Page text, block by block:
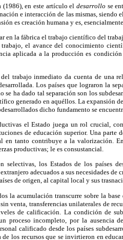
en este artículo el desarrollo se
e interacción de las mismas, siendo
es creación humana y es,
en la fábrica el trabajo científico del
el avance del conocimiento
aplicada a la producción es
trabajo inmediato da cuenta de una
Los países que lograron la
se ha dado tal separación son los
generado en aquéllos. La expansión
dicho fundamento se
el Estado juega un rol crucial,
de educación superior. Una
en tanto contribuye a la valorización.
productivas; le es consustancial.
los Estados de los países
adecuados a sus necesidades de
de origen, al capital local y sus
la acumulación transcurre sobre la
venta, transferencias unilaterales de
de calificación. La condición de
proceso incompleto, por la ausencia
calificado desde los países
los recursos que se invirtieron en